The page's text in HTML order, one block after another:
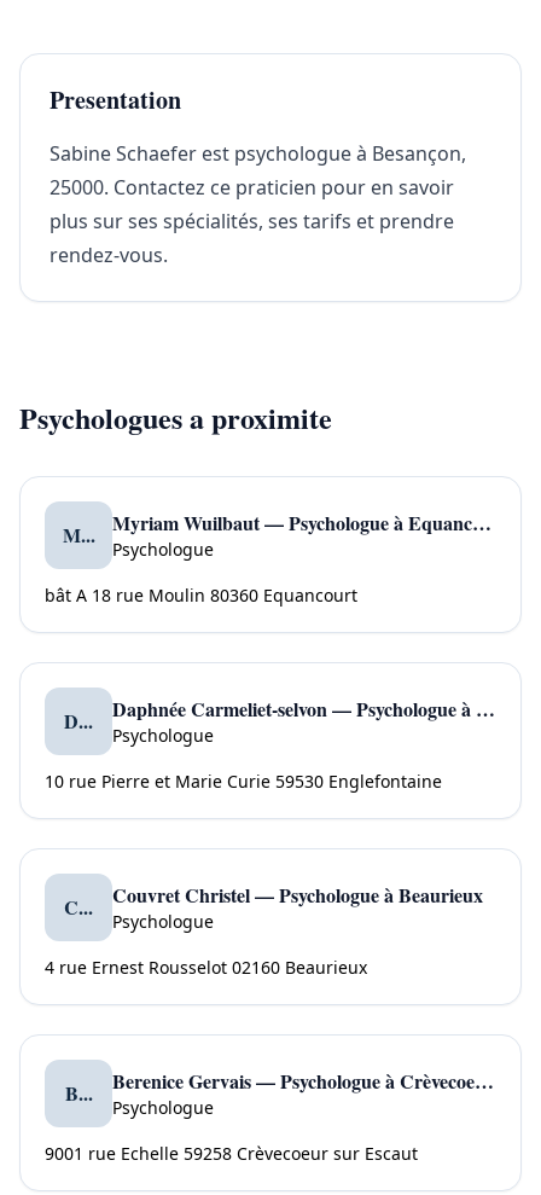
Presentation
Sabine Schaefer est psychologue à Besançon,
25000. Contactez ce praticien pour en savoir
plus sur ses spécialités, ses tarifs et prendre
rendez-vous.
Psychologues a proximite
M... Myriam Wuilbaut — Psychologue à Equancourt
Psychologue
bât A 18 rue Moulin 80360 Equancourt
D... Daphnée Carmeliet-selvon — Psychologue à Englefontaine
Psychologue
10 rue Pierre et Marie Curie 59530 Englefontaine
C... Couvret Christel — Psychologue à Beaurieux
Psychologue
4 rue Ernest Rousselot 02160 Beaurieux
B... Berenice Gervais — Psychologue à Crèvecoeur sur Escaut
Psychologue
9001 rue Echelle 59258 Crèvecoeur sur Escaut